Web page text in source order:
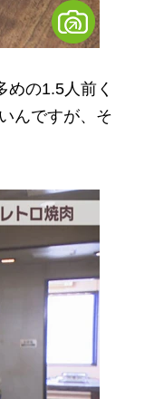
の1.5人前く
んですが、そ